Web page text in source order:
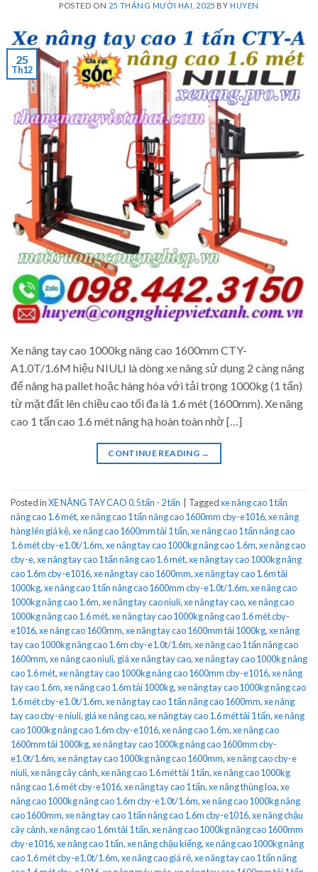
POSTED ON 25 THÁNG MƯỜI HAI, 2025 BY HUYEN
25
Th12
Xe nâng tay cao 1000kg nâng cao 1600mm CTY-
A1.0T/1.6M hiệu NIULI là dòng xe nâng sử dụng 2 càng nâng
để nâng hạ pallet hoặc hàng hóa với tải trọng 1000kg (1 tấn)
từ mặt đất lên chiều cao tối đa là 1.6 mét (1600mm). Xe nâng
cao 1 tấn cao 1.6 mét nâng hạ hoàn toàn nhờ […]
CONTINUE READING →
Posted inXE NÂNG TAY CAO 0.5 tấn - 2 tấn Taggedxe nâng cao 1 tấn
nâng cao 1.6 mét,xe nâng cao 1 tấn nâng cao 1600mm cby-e1016,xe nâng
hàng lên giá kệ,xe nâng cao 1600mm tải 1 tấn,xe nâng cao 1 tấn nâng cao
1.6 mét cby-e1.0t/1.6m,xe nâng tay cao 1000kg nâng cao 1.6m,xe nâng cao
cby-e,xe nâng tay cao 1 tấn nâng cao 1.6 mét,xe nâng tay cao 1000kg nâng
cao 1.6m cby-e1016,xe nâng tay cao 1600mm,xe nâng tay cao 1.6m tải
1000kg,xe nâng cao 1 tấn nâng cao 1600mm cby-e1.0t/1.6m,xe nâng cao
1000kg nâng cao 1.6m,xe nâng tay cao niuli,xe nâng tay cao,xe nâng cao
1000kg nâng cao 1.6 mét,xe nâng tay cao 1000kg nâng cao 1.6 mét cby-
e1016,xe nâng cao 1600mm,xe nâng tay cao 1600mm tải 1000kg,xe nâng
tay cao 1000kg nâng cao 1.6m cby-e1.0t/1.6m,xe nâng cao 1 tấn nâng cao
1600mm,xe nâng cao niuli, giá xe nâng tay cao,xe nâng tay cao 1000kg nâng
cao 1.6 mét,xe nâng tay cao 1000kg nâng cao 1600mm cby-e1016,xe nâng
tay cao 1.6m,xe nâng cao 1.6m tải 1000kg,xe nâng tay cao 1000kg nâng cao
1.6 mét cby-e1.0t/1.6m,xe nâng tay cao 1 tấn nâng cao 1600mm,xe nâng
tay cao cby-e niuli, giá xe nâng cao,xe nâng tay cao 1.6 mét tải 1 tấn,xe nâng
cao 1000kg nâng cao 1.6m cby-e1016,xe nâng cao 1.6m,xe nâng cao
1600mm tải 1000kg,xe nâng tay cao 1000kg nâng cao 1600mm cby-
e1.0t/1.6m,xe nâng tay cao 1000kg nâng cao 1600mm,xe nâng cao cby-e
niuli,xe nâng cây cảnh,xe nâng cao 1.6 mét tải 1 tấn,xe nâng cao 1000kg
nâng cao 1.6 mét cby-e1016,xe nâng tay cao 1 tấn,xe nâng thùng loa,xe
nâng cao 1000kg nâng cao 1.6m cby-e1.0t/1.6m,xe nâng cao 1000kg nâng
cao 1600mm,xe nâng tay cao 1 tấn nâng cao 1.6m cby-e1016,xe nâng chậu
cây cảnh,xe nâng cao 1.6m tải 1 tấn,xe nâng cao 1000kg nâng cao 1600mm
cby-e1016,xe nâng cao 1 tấn,xe nâng chậu kiểng,xe nâng cao 1000kg nâng
cao 1.6 mét cby-e1.0t/1.6m,xe nâng cao giá rẻ,xe nâng tay cao 1 tấn nâng